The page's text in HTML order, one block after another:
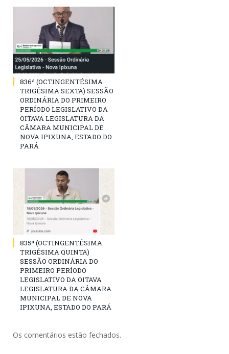
836ª (OCTINGENTÉSIMA
TRIGÉSIMA SEXTA) SESSÃO
ORDINÁRIA DO PRIMEIRO
PERÍODO LEGISLATIVO DA
OITAVA LEGISLATURA DA
CÂMARA MUNICIPAL DE
NOVA IPIXUNA, ESTADO DO
PARÁ
835ª (OCTINGENTÉSIMA
TRIGÉSIMA QUINTA)
SESSÃO ORDINÁRIA DO
PRIMEIRO PERÍODO
LEGISLATIVO DA OITAVA
LEGISLATURA DA CÂMARA
MUNICIPAL DE NOVA
IPIXUNA, ESTADO DO PARÁ
Os comentários estão fechados.